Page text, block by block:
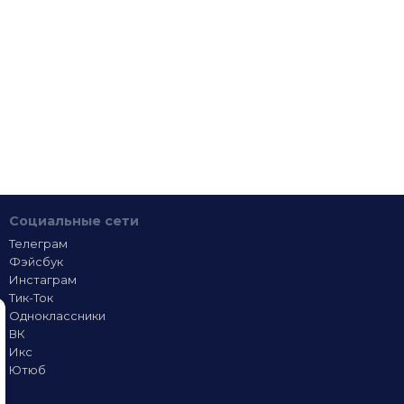
Социальные сети
Телеграм
Фэйсбук
Инстаграм
Тик-Ток
Одноклассники
ВК
Икс
Ютюб